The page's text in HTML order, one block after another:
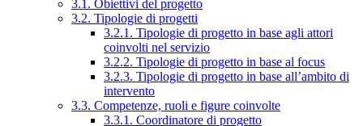
3.1. Obiettivi del progetto
3.2. Tipologie di progetti
3.2.1. Tipologie di progetto in base agli attori
coinvolti nel servizio
3.2.2. Tipologie di progetto in base al focus
3.2.3. Tipologie di progetto in base all’ambito di
intervento
3.3. Competenze, ruoli e figure coinvolte
3.3.1. Coordinatore di progetto